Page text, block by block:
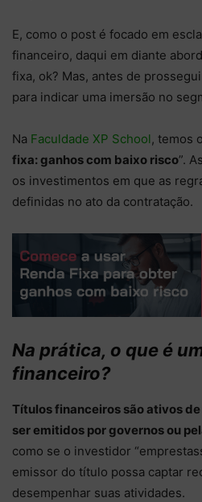
E, como o post é focado em
financeiro, daqui em diante
fixa, ok? Mas, antes de
para indicar uma imersão no
Na Faculdade XP School, temos
fixa: ganhos com baixo risco”.
os investimentos em que as
definidas no ato da contratação.
Na prática, o que é
financeiro?
Títulos financeiros são ativos
ser emitidos por governos ou
como se o investidor
emissor do título possa captar
desempenhar suas atividades.